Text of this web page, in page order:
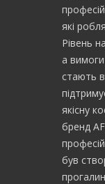
які
Рівень
а
стають
якісну
бренд
був